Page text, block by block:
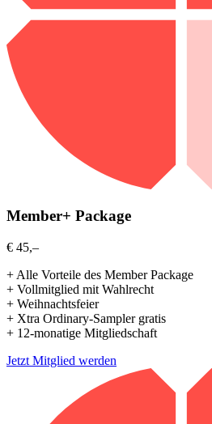
Member+ Package
€ 45,–
+ Alle Vorteile des Member Package
+ Vollmitglied mit Wahlrecht
+ Weihnachtsfeier
+ Xtra Ordinary-Sampler gratis
+ 12-monatige Mitgliedschaft
Jetzt Mitglied werden